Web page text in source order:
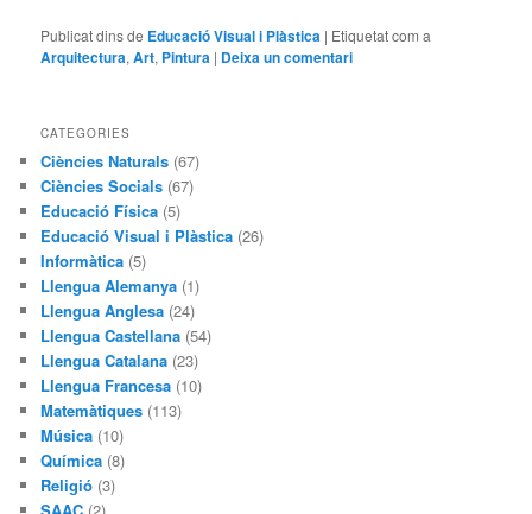
Publicat dins de Educació Visual i Plàstica | Etiquetat com a
Arquitectura,Art, Pintura | Deixa un comentari
CATEGORIES
Ciències Naturals (67)
Ciències Socials (67)
Educació Física (5)
Educació Visual i Plàstica (26)
Informàtica (5)
Llengua Alemanya (1)
Llengua Anglesa (24)
Llengua Castellana (54)
Llengua Catalana (23)
Llengua Francesa (10)
Matemàtiques (113)
Música (10)
Química (8)
Religió (3)